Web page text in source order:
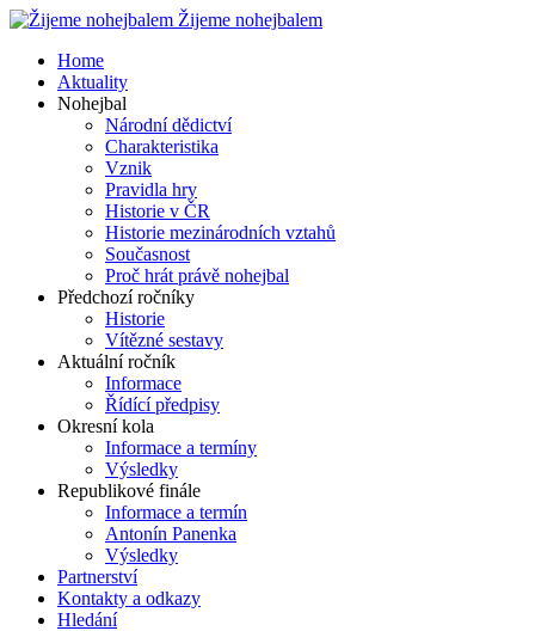
Žijeme nohejbalem
Home
Aktuality
Nohejbal
Národní dědictví
Charakteristika
Vznik
Pravidla hry
Historie v ČR
Historie mezinárodních vztahů
Současnost
Proč hrát právě nohejbal
Předchozí ročníky
Historie
Vítězné sestavy
Aktuální ročník
Informace
Řídící předpisy
Okresní kola
Informace a termíny
Výsledky
Republikové finále
Informace a termín
Antonín Panenka
Výsledky
Partnerství
Kontakty a odkazy
Hledání